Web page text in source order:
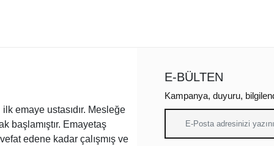
emaye ustasıdır. Mesleğe
başlamıştır. Emayetaş
edene kadar çalışmış ve
E-BÜLTEN
Kampanya, duyuru,